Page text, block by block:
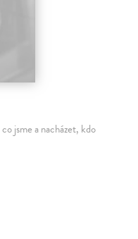
jsme a nacházet, kdo